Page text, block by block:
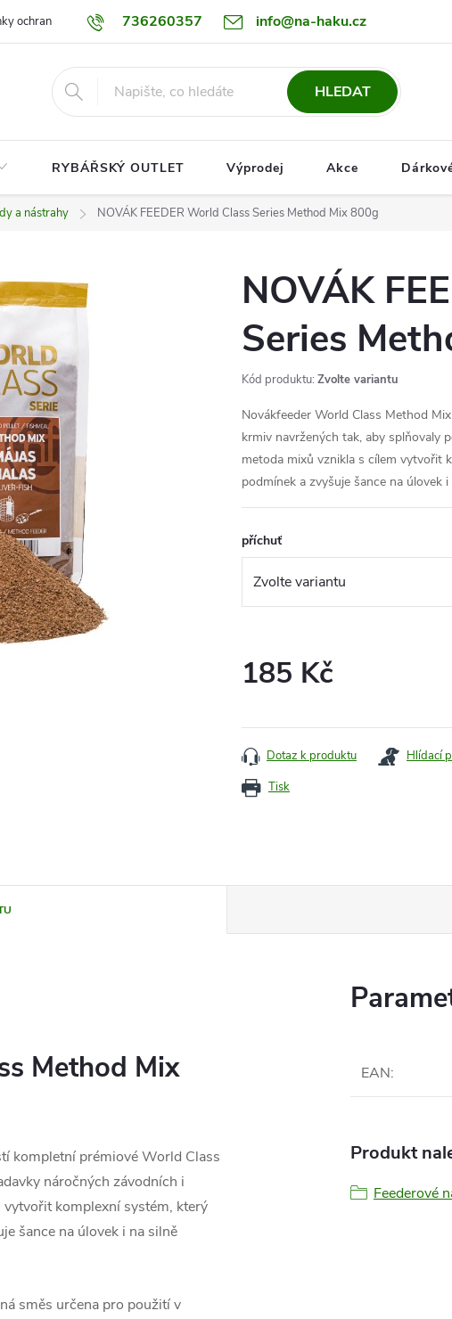
736260357 info@na-haku.cz
ochrany osobních údajů Dopravy
HLEDAT
RYBÁŘSKÝ OUTLET Výprodej Akce
a nástrahy NOVÁK FEEDER World Class Series Method Mix 800g
NOVÁK
Series
Kód produktu: Zvolte variantu
Novákfeeder World Class Method
krmiv navržených tak, aby splňovaly
metoda mixů vznikla s cílem vytvořit
podmínek a zvyšuje šance na úlovek
příchuť
185 Kč
Tisk
Dotaz k produktu Hlídací
Method Mix
kompletní prémiové World Class
náročných závodních i
komplexní systém, který
šance na úlovek i na silně
směs určena pro použití v
EAN:
Produkt
Feederové